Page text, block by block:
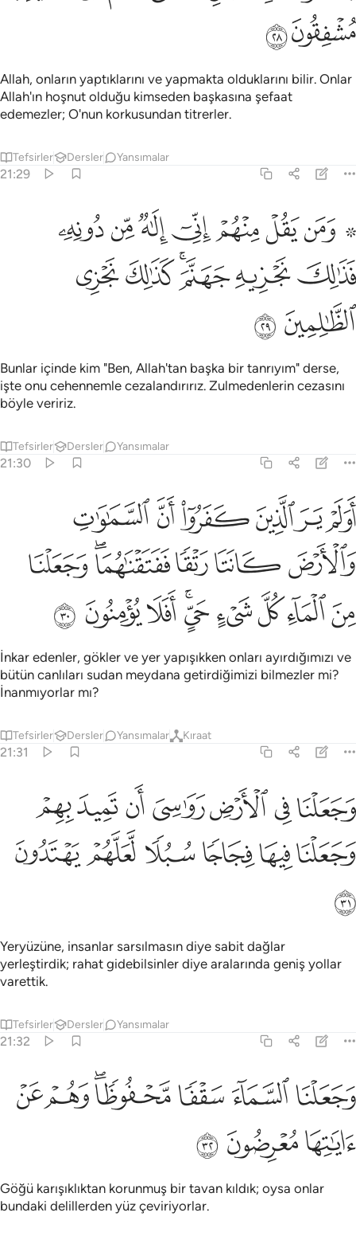
ﱱﱲ
Allah, onların yaptıklarını ve yapmakta olduklarını bilir. Onlar
Allah'ın hoşnut olduğu kimseden başkasına şefaat
edemezler; O'nun korkusundan titrerler.
Tefsirler Dersler Yansımalar
21:29
۞ ومن يقل منهم اني الاه من دونه فذالك نجزيه جهنم كذالك نجزي
۞ وَمَن يَقُلْ مِنْهُمْ إِنِّىٓ إِلَـٰهٌۭ مِّن دُونِهِۦ فَذَٰلِكَ نَجْزِيهِ جَهَنَّمَ
ﱳ ﱴﱵﱶﱷﱸﱹﱺ
ﱻﱼﱽﱾﱿﲀ
ﲁﲂ
Bunlar içinde kim "Ben, Allah'tan başka bir tanrıyım" derse,
işte onu cehennemle cezalandırırız. Zulmedenlerin cezasını
böyle veririz.
Tefsirler Dersler Yansımalar
21:30
اولم ير الذين كفروا ان السماوات والارض كانتا رتقا ففتقناهما
أَوَلَمْ يَرَ ٱلَّذِينَ كَفَرُوٓا۟ أَنَّ ٱلسَّمَـٰوَٰتِ وَٱلْأَرْضَ كَانَتَا رَتْقًۭا فَفَتَقْنَـٰهُمَا ۖ وَجَعَلْنَا
ﲃﲄﲅﲆﲇﲈ
ﲉﲊﲋﲌﲍﲎ
ﲏﲐﲑﲒﲓﲔﲕﲖ ﲗ
İnkar edenler, gökler ve yer yapışıkken onları ayırdığımızı ve
bütün canlıları sudan meydana getirdiğimizi bilmezler mi?
İnanmıyorlar mı?
Tefsirler Dersler Yansımalar Kıraat
21:31
وجعلنا في الارض رواسي ان تميد بهم وجعلنا فيها فجاجا سبلا لعلهم
وَجَعَلْنَا فِى ٱلْأَرْضِ رَوَٰسِىَ أَن تَمِيدَ بِهِمْ وَجَعَلْنَا فِيهَا فِجَاجًۭا سُبُلًۭا
ﲘﲙﲚﲛﲜﲝﲞ
ﲟﲠﲡﲢ ﲣﲤ
ﲥ
Yeryüzüne, insanlar sarsılmasın diye sabit dağlar
yerleştirdik; rahat gidebilsinler diye aralarında geniş yollar
varettik.
Tefsirler Dersler Yansımalar
21:32
وجعلنا السماء سقفا محفوظا وهم عن اياتها معرضون ٣٢
وَجَعَلْنَا ٱلسَّمَآءَ سَقْفًۭا مَّحْفُوظًۭا ۖ وَهُمْ عَنْ ءَايَـٰتِهَا مُعْرِضُونَ ٣٢
ﲦﲧﲨﲩﲪﲫﲬ
ﲭﲮ ﲯ
Göğü karışıklıktan korunmuş bir tavan kıldık; oysa onlar
bundaki delillerden yüz çeviriyorlar.